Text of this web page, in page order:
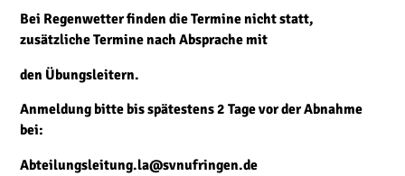
Bei Regenwetter finden die Termine nicht statt,
zusätzliche Termine nach Absprache mit
den Übungsleitern.
Anmeldung bitte bis spätestens 2 Tage vor der Abnahme
bei:
Abteilungsleitung.la@svnufringen.de